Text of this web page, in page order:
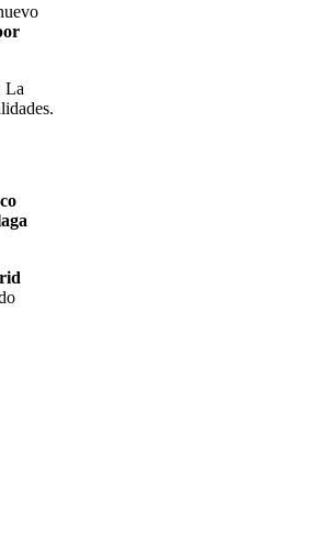
La